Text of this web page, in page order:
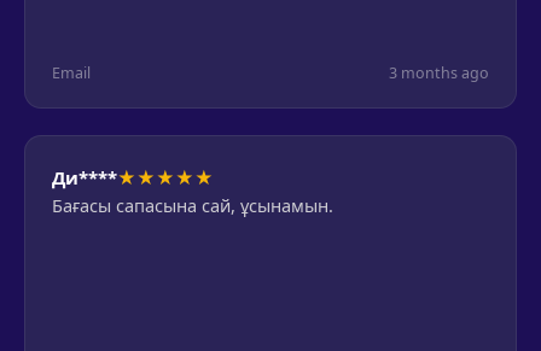
Email 3 months ago
Ди****★★★★★
Бағасы сапасына сай, ұсынамын.